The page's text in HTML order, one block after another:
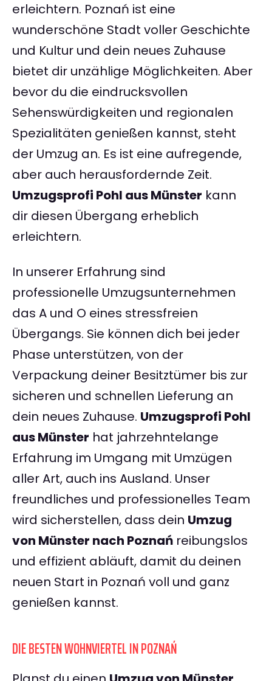
erleichtern. Poznań ist eine
wunderschöne Stadt voller Geschichte
und Kultur und dein neues Zuhause
bietet dir unzählige Möglichkeiten. Aber
bevor du die eindrucksvollen
Sehenswürdigkeiten und regionalen
Spezialitäten genießen kannst, steht
der Umzug an. Es ist eine aufregende,
aber auch herausfordernde Zeit.
Umzugsprofi Pohl aus Münster kann
dir diesen Übergang erheblich
erleichtern.
In unserer Erfahrung sind
professionelle Umzugsunternehmen
das A und O eines stressfreien
Übergangs. Sie können dich bei jeder
Phase unterstützen, von der
Verpackung deiner Besitztümer bis zur
sicheren und schnellen Lieferung an
dein neues Zuhause. Umzugsprofi Pohl
aus Münster hat jahrzehntelange
Erfahrung im Umgang mit Umzügen
aller Art, auch ins Ausland. Unser
freundliches und professionelles Team
wird sicherstellen, dass dein Umzug
von Münster nach Poznań reibungslos
und effizient abläuft, damit du deinen
neuen Start in Poznań voll und ganz
genießen kannst.
DIE BESTEN WOHNVIERTEL IN POZNAŃ